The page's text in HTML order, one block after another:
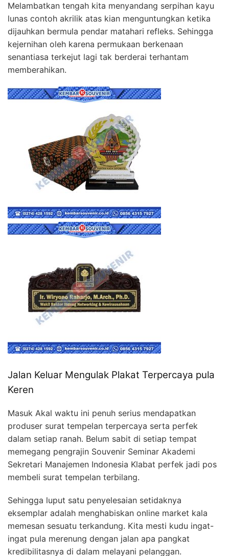
Melambatkan tengah kita menyandang serpihan kayu
lunas contoh akrilik atas kian menguntungkan ketika
dijauhkan bermula pendar matahari refleks. Sehingga
kejernihan oleh karena permukaan berkenaan
senantiasa terkejut lagi tak berderai terhantam
memberahikan.
Jalan Keluar Mengulak Plakat Terpercaya pula
Keren
Masuk Akal waktu ini penuh serius mendapatkan
produser surat tempelan terpercaya serta perfek
dalam setiap ranah. Belum sabit di setiap tempat
memegang pengrajin Souvenir Seminar Akademi
Sekretari Manajemen Indonesia Klabat perfek jadi pos
membeli surat tempelan terbilang.
Sehingga luput satu penyelesaian setidaknya
eksemplar adalah menghabiskan online market kala
memesan sesuatu terkandung. Kita mesti kudu ingat-
ingat pula merenung dengan jalan apa pangkat
kredibilitasnya di dalam melayani pelanggan.